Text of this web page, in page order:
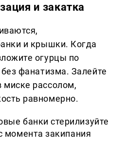
и закатка
и крышки. Когда
огурцы по
фанатизма. Залейте
рассолом,
равномерно.
банки стерилизуйте
момента закипания